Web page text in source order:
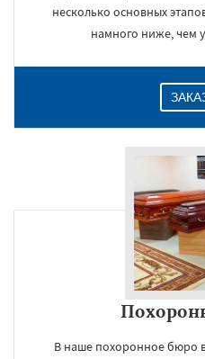
несколько основных
намного ниже, чем
В наше похоронное бюро